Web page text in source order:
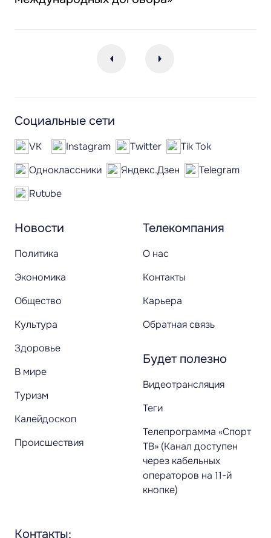
Новости
Политика
Экономика
Общество
Культура
Здоровье
В мире
Туризм
Калейдоскоп
Происшествия
Телекомпания
О нас
Контакты
Карьера
Обратная связь
Будет полезно
Видеотрансляция
Теги
Телепрограмма «Спорт
ТВ» (Канал доступен
через кабельных
операторов на 11-й
кнопке)
Социальные сети
VK Instagram Twitter
Tik Tok
Одноклассники
Яндекс.Дзен
Telegram
Rutube
Контакты: